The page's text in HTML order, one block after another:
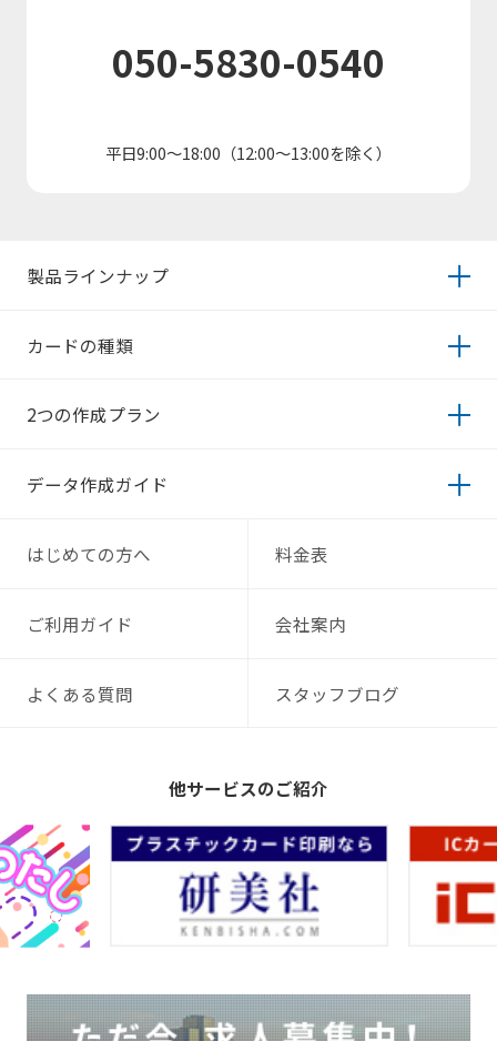
050-5830-0540
平日9:00～18:00（12:00～13:00を除く）
はじめての方へ 料金表
ご利用ガイド 会社案内
よくある質問 スタッフブログ
製品ラインナップ
カードの種類
2つの作成プラン
データ作成ガイド
他サービスのご紹介